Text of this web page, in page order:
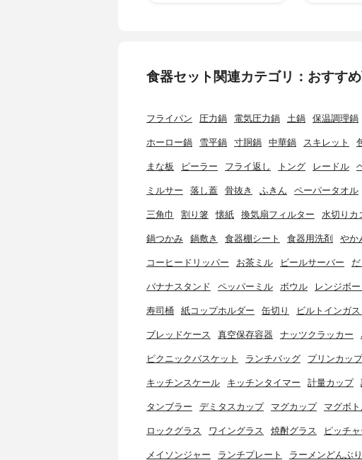
食器セット関連カテゴリ：おすす
フライパン 圧力鍋 電気圧力鍋 土鍋 保温調理鍋
ホーロー鍋 雪平鍋 寸胴鍋 中華鍋 スキレット
まな板 ピーラー フライ返し トング レードル
ミルサー 落し蓋 骨抜き ふきん ペーパータオル
三角巾 割り箸 懐紙 換気扇フィルター 水切りカ
鍋つかみ 鍋敷き 食器棚シート 食器用洗剤 やか
コーヒードリッパー お茶ミル ビールサーバー
バナナスタンド ペッパーミル ボウル レンジボー
寿司桶 紙コップホルダー 缶切り ビルトインガ
ブレッドケース 真空保存容器 ナッツクラッカー
ピクニックバスケット ランチバッグ プリンカップ
キッチンスケール キッチンタイマー 計量カップ
タンブラー デミタスカップ マグカップ マグボ
ロックグラス ワイングラス 焼酎グラス ピッチャ
メイソンジャー ランチプレート ラーメンどんぶり